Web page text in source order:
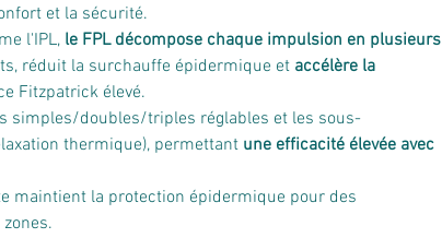
et la sécurité.
l'IPL, le FPL décompose chaque impulsion en plusieurs
réduit la surchauffe épidermique et accélère la
Fitzpatrick élevé.
simples/doubles/triples réglables et les sous-
thermique), permettant une efficacité élevée avec
maintient la protection épidermique pour des